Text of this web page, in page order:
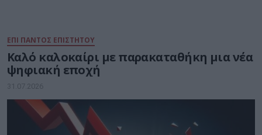
ΕΠΙ ΠΑΝΤΟΣ ΕΠΙΣΤΗΤΟΥ
Καλό καλοκαίρι με παρακαταθήκη μια νέα
ψηφιακή εποχή
31.07.2026